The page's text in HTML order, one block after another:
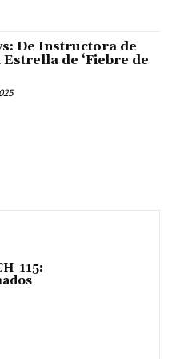
De Instructora de
Estrella de ‘Fiebre de
115: